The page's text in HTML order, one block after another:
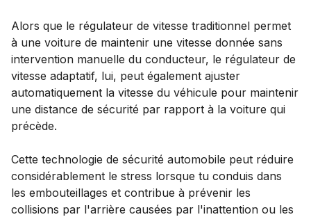
Alors que le régulateur de vitesse traditionnel permet
à une voiture de maintenir une vitesse donnée sans
intervention manuelle du conducteur, le régulateur de
vitesse adaptatif, lui, peut également ajuster
automatiquement la vitesse du véhicule pour maintenir
une distance de sécurité par rapport à la voiture qui
précède.
Cette technologie de sécurité automobile peut réduire
considérablement le stress lorsque tu conduis dans
les embouteillages et contribue à prévenir les
collisions par l'arrière causées par l'inattention ou les